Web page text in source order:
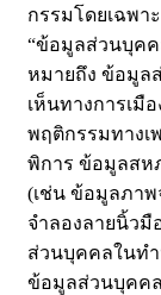
กรรมโดยเฉพาะ
“ข้อมูลส่วนบุค
หมายถึง ข้อมูล
เห็นทางการเมื
พฤติกรรมทาง
พิการ ข้อมูลสห
(เช่น ข้อมูลภา
จำลองลายนิ้ว
ส่วนบุคคลในท
ข้อมูลส่วนบุคค